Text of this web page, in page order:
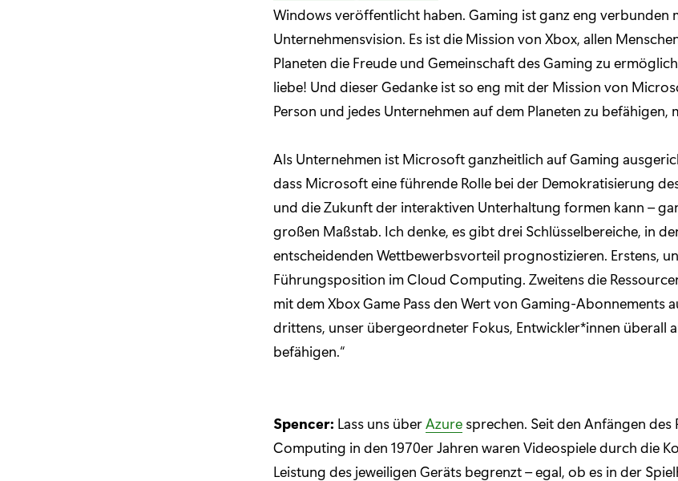
Windows veröffentlicht haben. Gaming ist ganz eng verbunden
Unternehmensvision. Es ist die Mission von Xbox, allen
Planeten die Freude und Gemeinschaft des Gaming zu
liebe! Und dieser Gedanke ist so eng mit der Mission von
Person und jedes Unternehmen auf dem Planeten zu befähigen,
Als Unternehmen ist Microsoft ganzheitlich auf Gaming
dass Microsoft eine führende Rolle bei der Demokratisierung
und die Zukunft der interaktiven Unterhaltung formen kann –
großen Maßstab. Ich denke, es gibt drei Schlüsselbereiche, in
entscheidenden Wettbewerbsvorteil prognostizieren. Erstens,
Führungsposition im Cloud Computing. Zweitens die
mit dem Xbox Game Pass den Wert von Gaming-Abonnements
drittens, unser übergeordneter Fokus, Entwickler*innen überall
befähigen.“
Spencer: Lass uns überAzure sprechen. Seit den Anfängen des
Computing in den 1970er Jahren waren Videospiele durch die
Leistung des jeweiligen Geräts begrenzt – egal, ob es in der